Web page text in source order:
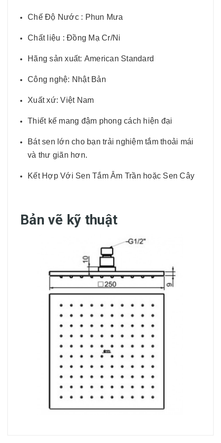
Chế Độ Nước : Phun Mưa
Chất liệu : Đồng Mạ Cr/Ni
Hãng sản xuất: American Standard
Công nghệ: Nhật Bản
Xuất xứ: Việt Nam
Thiết kế mang đậm phong cách hiện đại
Bát sen lớn cho bạn trải nghiệm tắm thoải mái
và thư giãn hơn.
Kết Hợp Với Sen Tắm Âm Trần hoặc Sen Cây
Bản vẽ kỹ thuật